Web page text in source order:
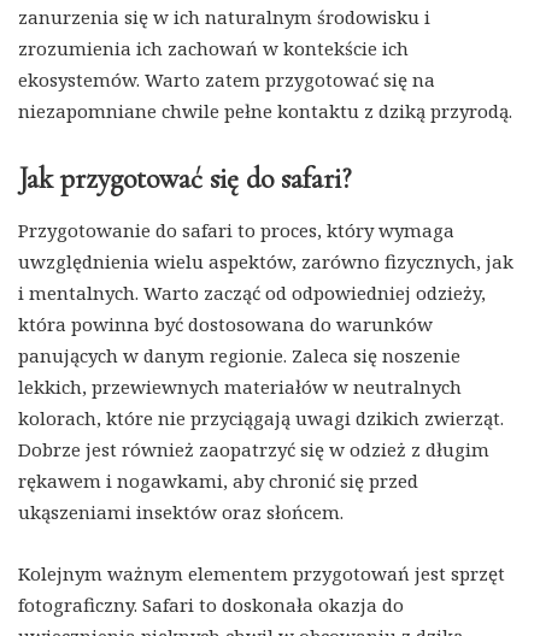
zanurzenia się w ich naturalnym środowisku i
zrozumienia ich zachowań w kontekście ich
ekosystemów. Warto zatem przygotować się na
niezapomniane chwile pełne kontaktu z dziką przyrodą.
Jak przygotować się do safari?
Przygotowanie do safari to proces, który wymaga
uwzględnienia wielu aspektów, zarówno fizycznych, jak
i mentalnych. Warto zacząć od odpowiedniej odzieży,
która powinna być dostosowana do warunków
panujących w danym regionie. Zaleca się noszenie
lekkich, przewiewnych materiałów w neutralnych
kolorach, które nie przyciągają uwagi dzikich zwierząt.
Dobrze jest również zaopatrzyć się w odzież z długim
rękawem i nogawkami, aby chronić się przed
ukąszeniami insektów oraz słońcem.
Kolejnym ważnym elementem przygotowań jest sprzęt
fotograficzny. Safari to doskonała okazja do